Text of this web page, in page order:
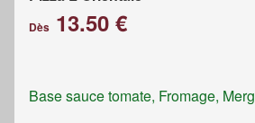
Dès 13.50 €
Base sauce tomate, Fromage,